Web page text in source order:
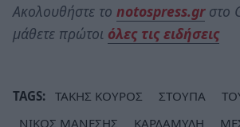
Ακολουθήστε το notospress.grστο
μάθετε πρώτοι όλες τις ειδήσεις
TAGS: ΤΑΚΗΣ ΚΟΥΡΟΣ ΣΤΟΥΠΑ
ΝΙΚΟΣ ΜΑΝΕΣΗΣ
ΚΑΡΔΑΜΥΛΗ